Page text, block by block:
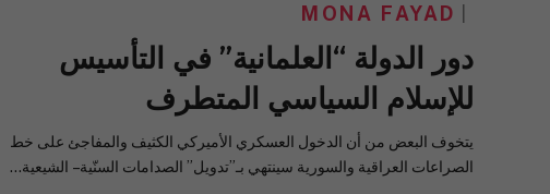
MONA FAYAD
دور الدولة “العلمانية” في التأسيس
للإسلام السياسي المتطرف
يتخوف البعض من أن الدخول العسكري الأميركي الكثيف والمفاجئ على خط
الصراعات العراقية والسورية سينتهي بـ”تدويل” الصدامات السنّية – الشيعية…